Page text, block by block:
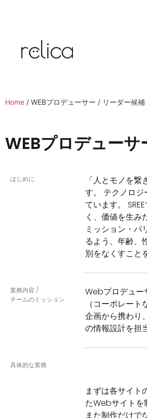
Home / WEBプロデューサー / リーダー候補
WEBプロデュー
はじめに
「人とモノを
す。 テクノロ
ています。
く、価値を生み
ミッション・バ
るよう、年齢、
別をなくすこと
業務内容 /
チームのミッション
Webプロデュー
（コーポレー
企画から携わり
の情報設計を担
具体的な業務
まずは各サイト
たWebサイトを
また制作だけで